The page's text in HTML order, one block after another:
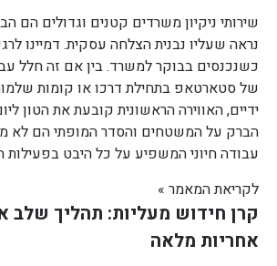
שירותי ניקיון משרדים קטנים וגדולים הם
נראה שעליו נבנית הצלחה עסקית. דמיינו
כשנכנסים בבוקר למשרד. בין אם זה חלל
של סטארטאפ בתחילת דרכו או קומות
ידיים, האווירה הראשונית קובעת את הטון
הברק על המשטחים והסדר המופתי הם לא
עבודה חיוני המשפיע על כל היבט בפעילות
לקריאת המאמר »
קרן חידוש מעליות: תהליך שלב
אחריות מלאה